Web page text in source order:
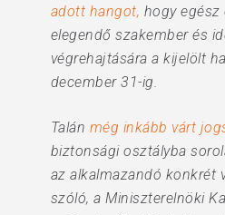
adott hangot, hogy egész
elegendő szakember és
végrehajtására a kijelölt
december 31-ig.
Talán még inkább várt
biztonsági osztályba
az alkalmazandó konkrét
szóló, a Miniszterelnöki